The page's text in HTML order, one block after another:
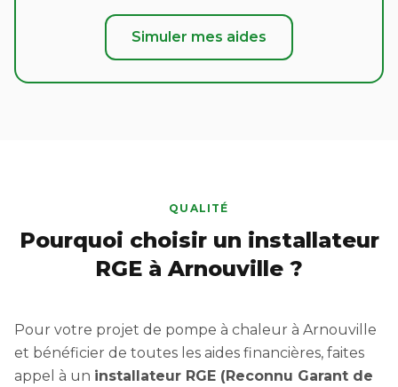
Simuler mes aides
QUALITÉ
Pourquoi choisir un installateur
RGE à Arnouville ?
Pour votre projet de pompe à chaleur à Arnouville
et bénéficier de toutes les aides financières, faites
appel à un installateur RGE (Reconnu Garant de